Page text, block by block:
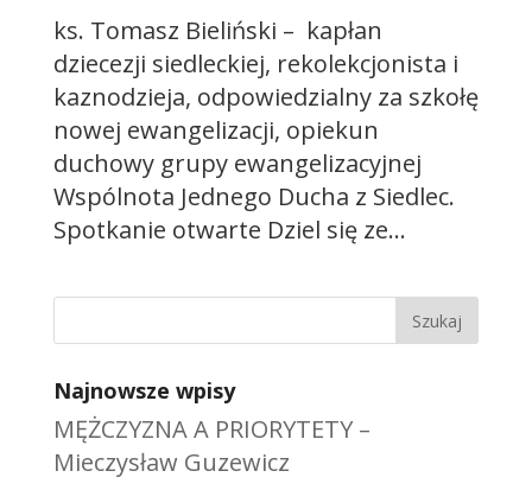
ks. Tomasz Bieliński – kapłan
dziecezji siedleckiej, rekolekcjonista i
kaznodzieja, odpowiedzialny za szkołę
nowej ewangelizacji, opiekun
duchowy grupy ewangelizacyjnej
Wspólnota Jednego Ducha z Siedlec.
Spotkanie otwarte Dziel się ze...
Najnowsze wpisy
MĘŻCZYZNA A PRIORYTETY –
Mieczysław Guzewicz